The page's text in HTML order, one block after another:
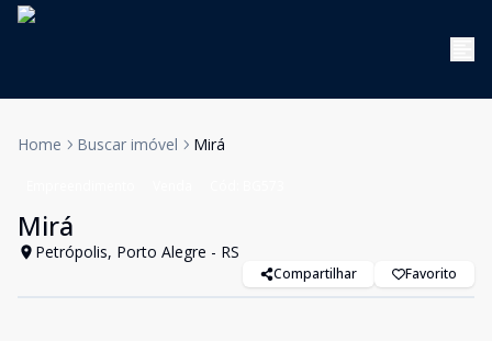
Home Buscar imóvel Mirá
Mirá
Petrópolis, Porto Alegre - RS
Compartilhar Favorito